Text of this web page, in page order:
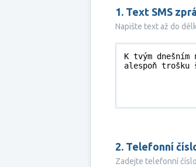
1. Text SMS
Napište text až do
2. Telefonní
Zadejte telefonní